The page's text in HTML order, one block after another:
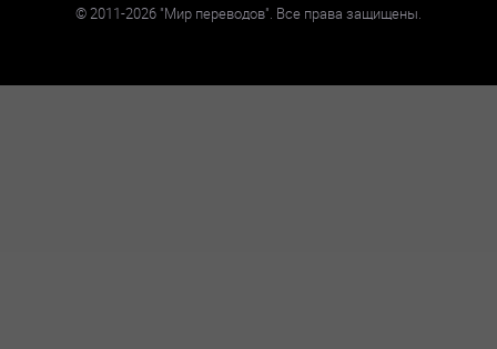
©2011-2026 "Мир переводов". Все права защищены.